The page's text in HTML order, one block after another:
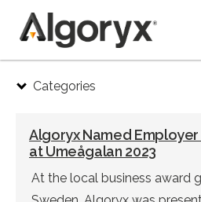
Categories
Algoryx Named
at Umeågalan 2023
At the local business award